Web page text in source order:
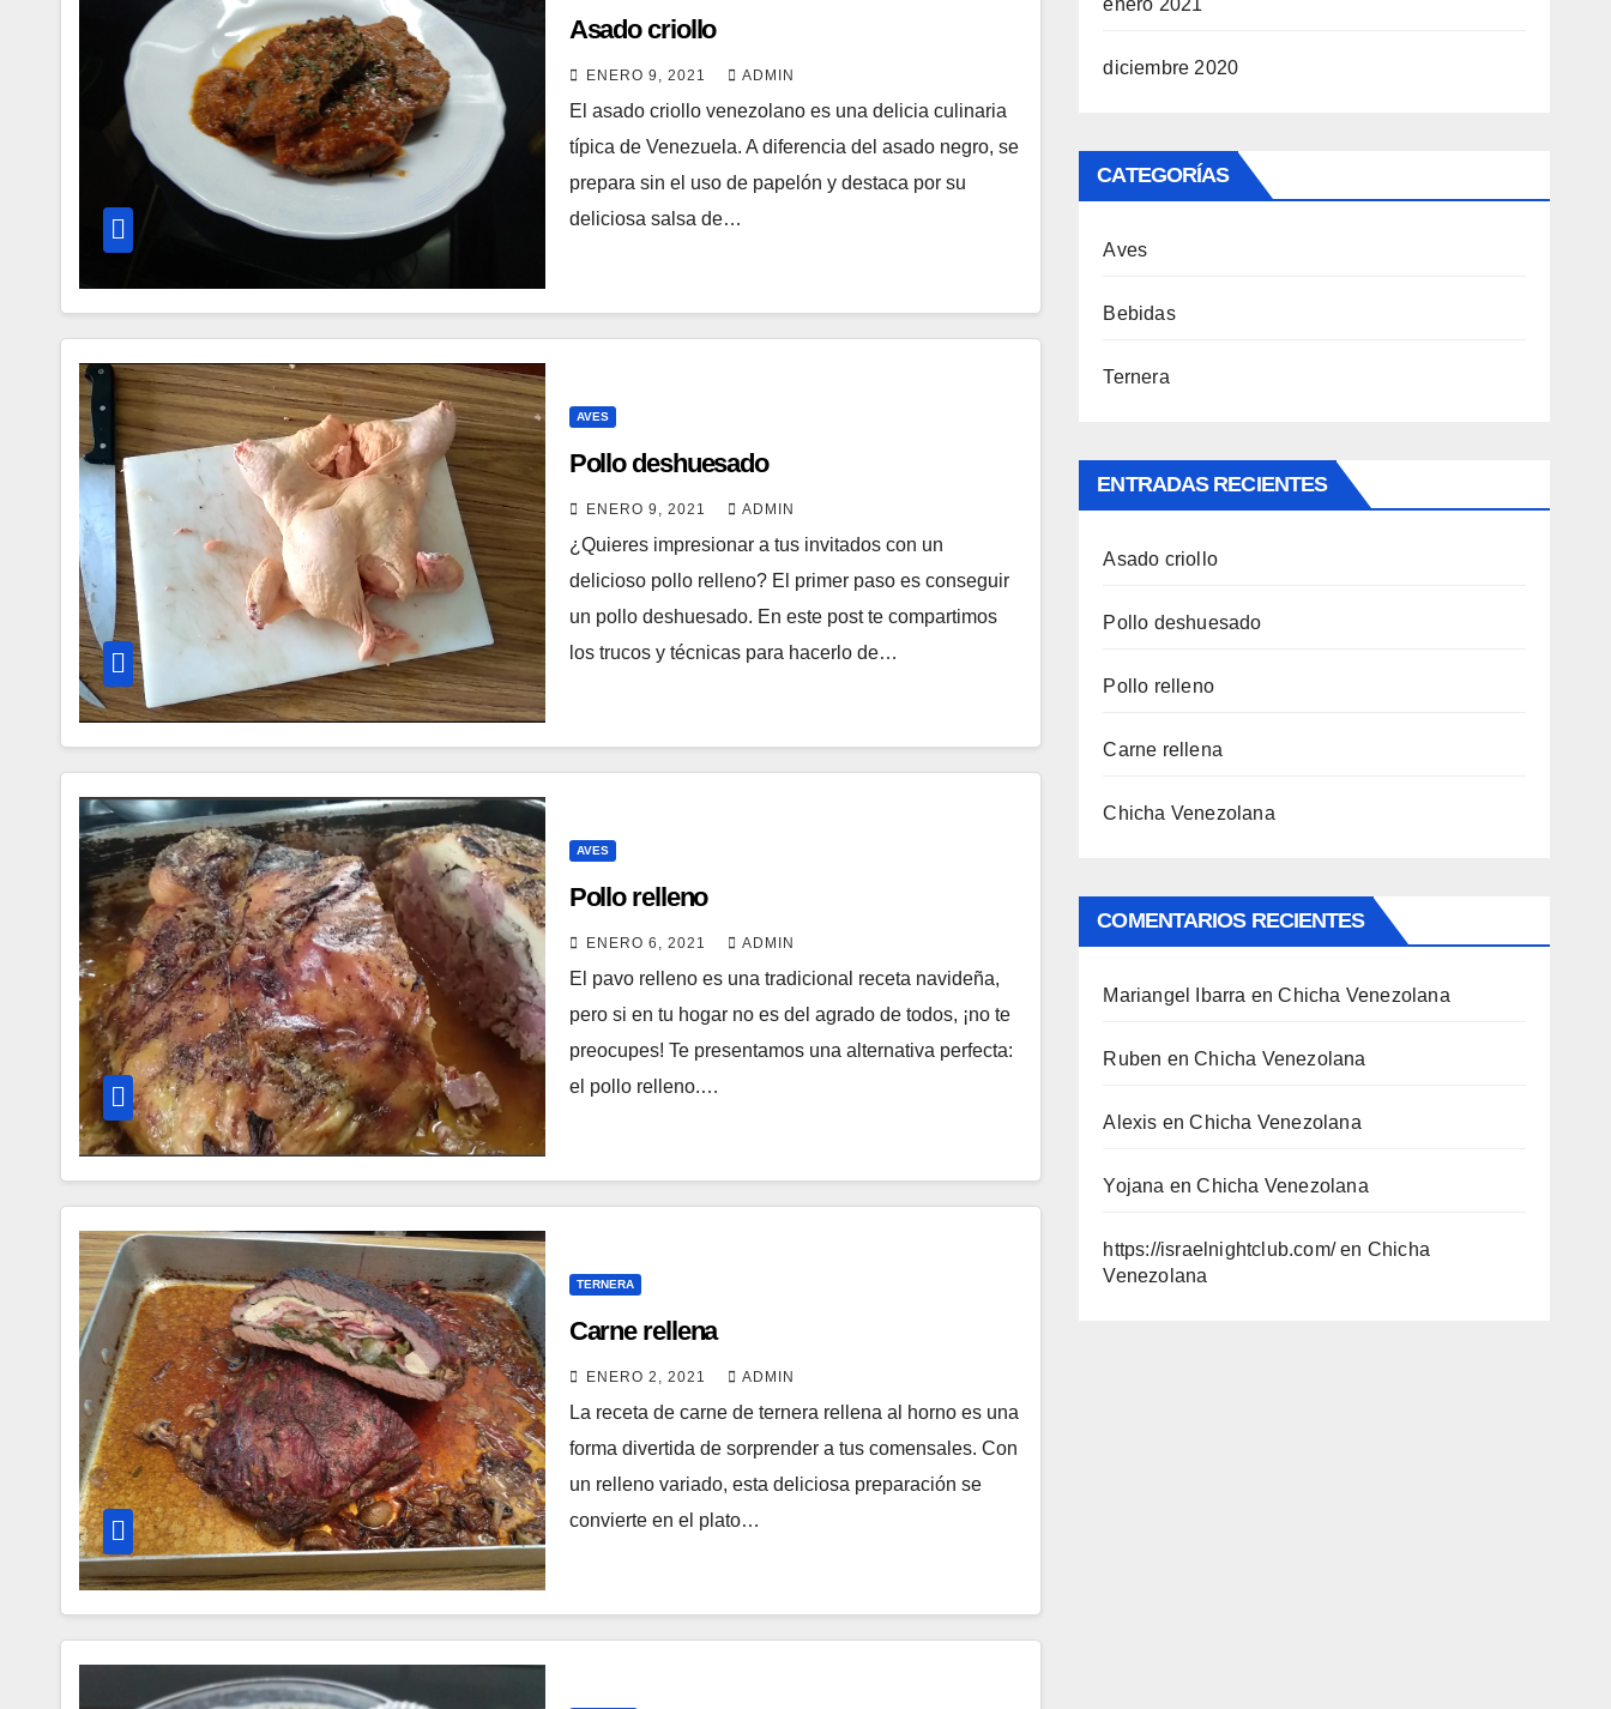
Asado criollo
ENERO 9, 2021 ADMIN
El asado criollo venezolano es una delicia culinaria
típica de Venezuela. A diferencia del asado negro, se
prepara sin el uso de papelón y destaca por su
deliciosa salsa de…
AVES
Pollo deshuesado
ENERO 9, 2021 ADMIN
¿Quieres impresionar a tus invitados con un
delicioso pollo relleno? El primer paso es conseguir
un pollo deshuesado. En este post te compartimos
los trucos y técnicas para hacerlo de…
AVES
Pollo relleno
ENERO 6, 2021 ADMIN
El pavo relleno es una tradicional receta navideña,
pero si en tu hogar no es del agrado de todos, ¡no te
preocupes! Te presentamos una alternativa perfecta:
el pollo relleno.…
TERNERA
Carne rellena
ENERO 2, 2021 ADMIN
La receta de carne de ternera rellena al horno es una
forma divertida de sorprender a tus comensales. Con
un relleno variado, esta deliciosa preparación se
convierte en el plato…
enero 2021
diciembre 2020
CATEGORÍAS
Aves
Bebidas
Ternera
ENTRADAS RECIENTES
Asado criollo
Pollo deshuesado
Pollo relleno
Carne rellena
Chicha Venezolana
COMENTARIOS RECIENTES
Mariangel Ibarra enChicha Venezolana
Ruben enChicha Venezolana
Alexis enChicha Venezolana
Yojana enChicha Venezolana
https://israelnightclub.com/en Chicha
Venezolana